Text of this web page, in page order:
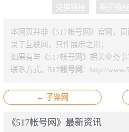
交换链接 购买链接
本网页并非《517帐号网》官网，
录于互联网，只作展示之用；
如果有与《517帐号网》相关业务
联系方式。 517帐号网 ： http://
← 子鉴网
《517帐号网》最新资讯